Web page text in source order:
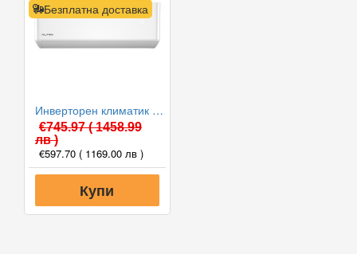
Безплатна доставка
Инверторен климатик Alpin ASW-35PTT Pro, WIFI, 12000 BTU, Клас А++
€745.97( 1458.99
лв )
€597.70 ( 1169.00 лв )
Купи